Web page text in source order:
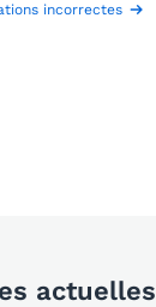
incorrectes
actuelles